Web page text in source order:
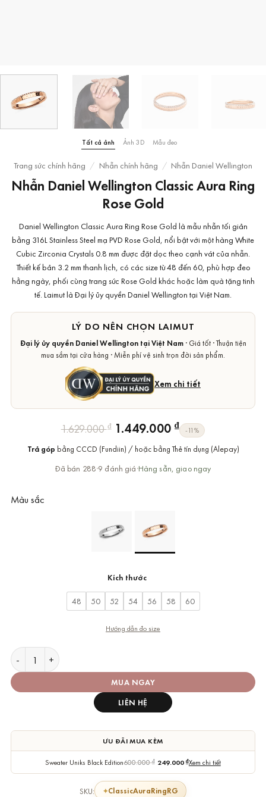
Tất cả ảnh Ảnh 3D Mẫu đeo
Trang sức chính hãng / Nhẫn chính hãng / Nhẫn Daniel Wellington
Nhẫn Daniel Wellington Classic Aura Ring
Rose Gold
Daniel Wellington Classic Aura Ring Rose Gold là mẫu nhẫn tối giản
bằng 316L Stainless Steel mạ PVD Rose Gold, nổi bật với một hàng White
Cubic Zirconia Crystals 0.8 mm được đặt dọc theo cạnh vát của nhẫn.
Thiết kế bản 3.2 mm thanh lịch, có các size từ 48 đến 60, phù hợp đeo
hằng ngày, phối cùng trang sức Rose Gold khác hoặc làm quà tặng tinh
tế. Laimut là Đại lý ủy quyền Daniel Wellington tại Việt Nam.
LÝ DO NÊN CHỌN LAIMUT
Đại lý ủy quyền Daniel Wellington tại Việt Nam· Giá tốt · Thuận tiện
mua sắm tại cửa hàng · Miễn phí vệ sinh trọn đời sản phẩm.
Xem chi tiết
1.629.000₫ Giá
gốc
là:
1.629.000 ₫.
1.449.000 ₫
Giá
hiện
tại
là:
-11%
Trả góp bằng CCCD (Fundiin) / hoặc bằng Thẻ tín dụng (Alepay)
Đã bán 288·9 đánh giá·Hàng sẵn, giao ngay
Màu sắc
Kích thước
48 50 52 54 56 58 60
Hướng dẫn đo size
Nhẫn Daniel Wellington Classic Aura Ring Rose Gold số lượng
MUA NGAY
LIÊN HỆ
ƯU ĐÃI MUA KÈM
Sweater Uniks Black Edition600.000₫ 249.000 ₫Xem chi tiết
SKU: ClassicAuraRingRG